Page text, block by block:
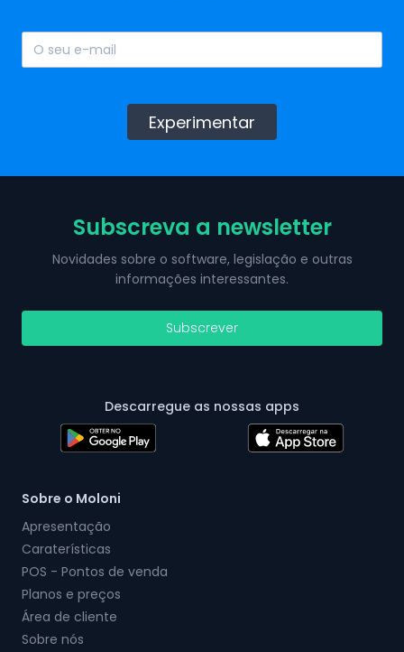
Experimentar
Subscreva a newsletter
Novidades sobre o software, legislação e outras
informações interessantes.
Subscrever
Descarregue as nossas apps
Sobre o Moloni
Apresentação
Caraterísticas
POS - Pontos de venda
Planos e preços
Área de cliente
Sobre nós